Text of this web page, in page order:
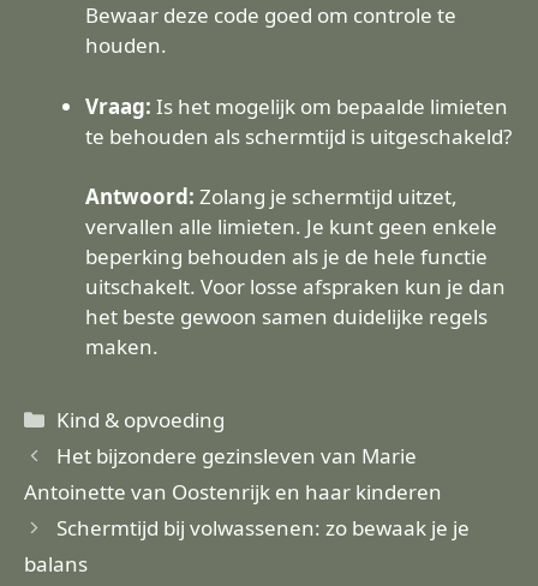
Bewaar deze code goed om controle te
houden.
Vraag: Is het mogelijk om bepaalde limieten
te behouden als schermtijd is uitgeschakeld?
Antwoord: Zolang je schermtijd uitzet,
vervallen alle limieten. Je kunt geen enkele
beperking behouden als je de hele functie
uitschakelt. Voor losse afspraken kun je dan
het beste gewoon samen duidelijke regels
maken.
Categorieën
Kind & opvoeding
Het bijzondere gezinsleven van Marie
Antoinette van Oostenrijk en haar kinderen
Schermtijd bij volwassenen: zo bewaak je je
balans